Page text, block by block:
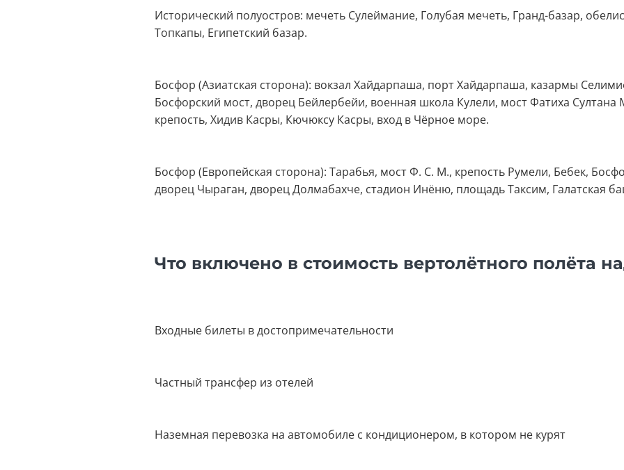
Исторический полуостров: мечеть Сулеймание, Голубая мечеть, Гранд-базар,
Топкапы, Египетский базар.
Босфор (Азиатская сторона): вокзал Хайдарпаша, порт Хайдарпаша, казармы
Босфорский мост, дворец Бейлербейи, военная школа Кулели, мост Фатиха Султана
крепость, Хидив Касры, Кючюксу Касры, вход в Чёрное море.
Босфор (Европейская сторона): Тарабья, мост Ф. С. М., крепость Румели, Бебек,
дворец Чыраган, дворец Долмабахче, стадион Инёню, площадь Таксим, Галатская
Что включено в стоимость вертолётного полёта
Входные билеты в достопримечательности
Частный трансфер из отелей
Наземная перевозка на автомобиле с кондиционером, в котором не курят